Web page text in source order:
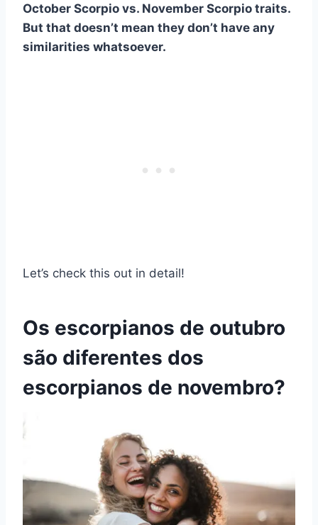
October Scorpio vs. November Scorpio traits.
But that doesn’t mean they don’t have any
similarities whatsoever.
Let’s check this out in detail!
Os escorpianos de outubro
são diferentes dos
escorpianos de novembro?